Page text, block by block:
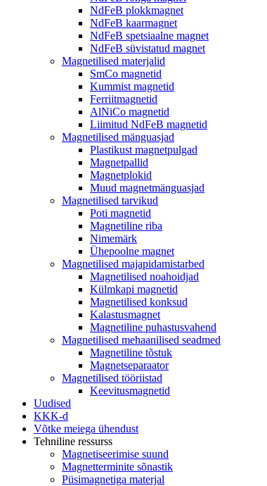
NdFeB plokkmagnet
NdFeB kaarmagnet
NdFeB spetsiaalne magnet
NdFeB süvistatud magnet
Magnetilised materjalid
SmCo magnetid
Kummist magnetid
Ferriitmagnetid
AlNiCo magnetid
Liimitud NdFeB magnetid
Magnetilised mänguasjad
Plastikust magnetpulgad
Magnetpallid
Magnetplokid
Muud magnetmänguasjad
Magnetilised tarvikud
Poti magnetid
Magnetiline riba
Nimemärk
Ühepoolne magnet
Magnetilised majapidamistarbed
Magnetilised noahoidjad
Külmkapi magnetid
Magnetilised konksud
Kalastusmagnet
Magnetiline puhastusvahend
Magnetilised mehaanilised seadmed
Magnetiline tõstuk
Magnetseparaator
Magnetilised tööriistad
Keevitusmagnetid
Uudised
KKK-d
Võtke meiega ühendust
Tehniline ressurss
Magnetiseerimise suund
Magnetterminite sõnastik
Püsimagnetiga materjal